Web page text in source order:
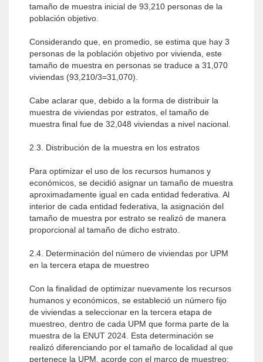
tamaño de muestra inicial de 93,210 personas de la
población objetivo.
Considerando que, en promedio, se estima que hay 3
personas de la población objetivo por vivienda, este
tamaño de muestra en personas se traduce a 31,070
viviendas (93,210/3=31,070).
Cabe aclarar que, debido a la forma de distribuir la
muestra de viviendas por estratos, el tamaño de
muestra final fue de 32,048 viviendas a nivel nacional.
2.3. Distribución de la muestra en los estratos
Para optimizar el uso de los recursos humanos y
económicos, se decidió asignar un tamaño de muestra
aproximadamente igual en cada entidad federativa. Al
interior de cada entidad federativa, la asignación del
tamaño de muestra por estrato se realizó de manera
proporcional al tamaño de dicho estrato.
2.4. Determinación del número de viviendas por UPM
en la tercera etapa de muestreo
Con la finalidad de optimizar nuevamente los recursos
humanos y económicos, se estableció un número fijo
de viviendas a seleccionar en la tercera etapa de
muestreo, dentro de cada UPM que forma parte de la
muestra de la ENUT 2024. Esta determinación se
realizó diferenciando por el tamaño de localidad al que
pertenece la UPM, acorde con el marco de muestreo: